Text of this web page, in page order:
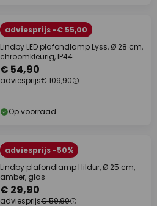
adviesprijs -€ 55,00
Lindby LED plafondlamp Lyss, Ø 28 cm,
chroomkleurig, IP44
€ 54,90
adviesprijs€ 109,90
Op voorraad
adviesprijs -50%
Lindby plafondlamp Hildur, Ø 25 cm,
amber, glas
€ 29,90
adviesprijs€ 59,90